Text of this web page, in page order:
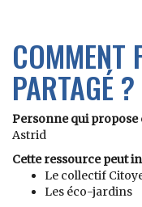
COMMENT
PARTAGÉ ?
Personne qui propose
Astrid
Cette ressource peut
Le collectif
Les éco-jardins